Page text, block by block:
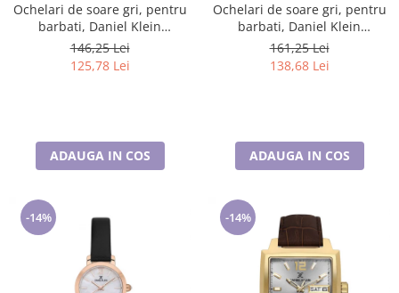
Ochelari de soare gri, pentru
barbati, Daniel Klein
Sunglasses, DK3254-3
146,25 Lei
125,78 Lei
ADAUGA IN COS
Ochelari de soare gri, pentru
barbati, Daniel Klein
Sunglasses, DK3251-3
161,25 Lei
138,68 Lei
ADAUGA IN COS
-14% -14%